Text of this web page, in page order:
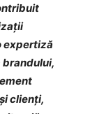
expertiză
clienți,